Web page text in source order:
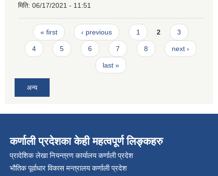
मिति: 06/17/2021 - 11:51
Pages
« first ‹ previous 1 2 3
4 5 6 7 8 next ›
last »
अन्य
कर्णाली प्रदेशका केही महत्वपूर्ण लिङ्कहरु
प्रादेशिक लेखा नियन्त्रण कार्यालय कर्णाली प्रदेश
भौतिक पूर्वाधार विकास मन्त्रालय कर्णाली प्रदेश